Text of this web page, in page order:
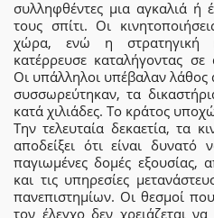
συλληφθέντες μια αγκαλιά ή
τους σπίτι. Οι
χώρα, ενώ η στρατηγική
κατέρρευσε καταλήγοντας σε
Οι υπάλληλοι υπέβαλαν λάθος
συσσωρεύτηκαν, τα
κατά χιλιάδες. Το κράτος
Την τελευταία δεκαετία, τα
αποδείξει ότι είναι
παγιωμένες δομές εξουσίας,
και τις υπηρεσίες
πανεπιστημίων. Οι θεσμοί
τον έλεγχo δεν χρειάζεται